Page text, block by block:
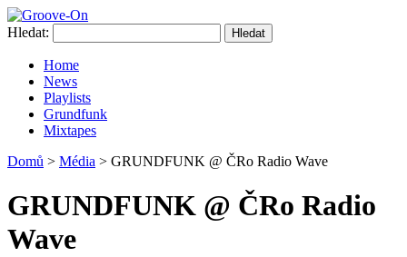
Hledat:
Home
News
Playlists
Grundfunk
Mixtapes
Domů > Média > GRUNDFUNK @ ČRo Radio Wave
GRUNDFUNK @ ČRo Radio
Wave